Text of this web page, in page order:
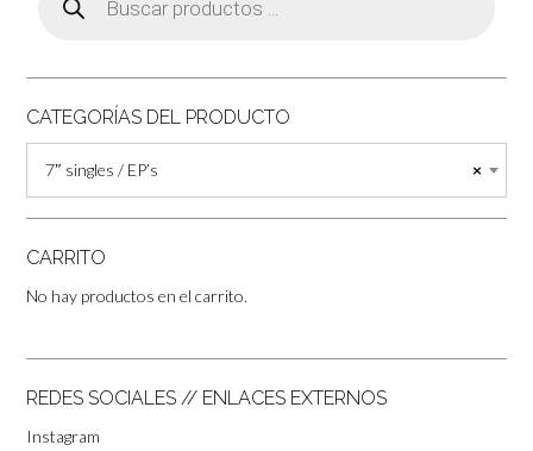
productos
CATEGORÍAS DEL PRODUCTO
×
7″ singles / EP’s
CARRITO
No hay productos en el carrito.
REDES SOCIALES // ENLACES EXTERNOS
Instagram